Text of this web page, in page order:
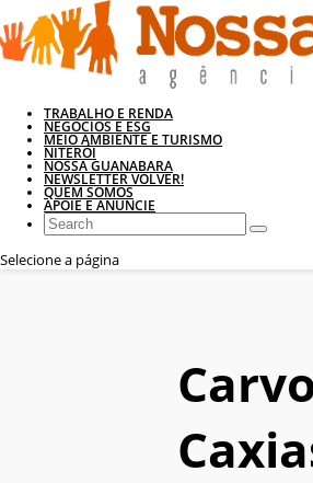
TRABALHO E RENDA
NEGÓCIOS E ESG
MEIO AMBIENTE E TURISMO
NITERÓI
NOSSA GUANABARA
NEWSLETTER VOLVER!
QUEM SOMOS
APOIE E ANUNCIE
Selecione a página